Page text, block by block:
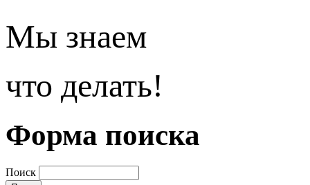
Мы знаем
что делать!
Форма поиска
Поиск